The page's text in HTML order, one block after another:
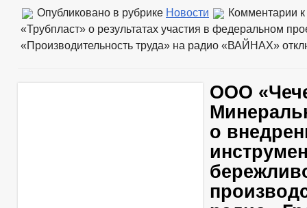
Опубликовано в рубрике Новости Комментарии
«Трубпласт» о результатах участия в федеральном
«Производительность труда» на радио «ВАЙНАХ»
ООО
о